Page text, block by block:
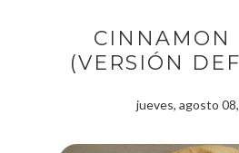
CINNAMON
(VERSIÓN
jueves, agosto